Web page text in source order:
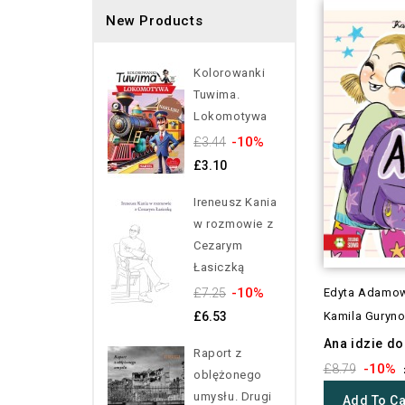
New Products
Kolorowanki
Tuwima.
Lokomotywa
£3.44 -10%
£3.10
Ireneusz Kania
w rozmowie z
Cezarym
Łasiczką
£7.25 -10%
£6.53
Raport z
oblężonego
umysłu. Drugi
Edyta
Kamila
Ana idzie do
£8.79 -10%
Add To